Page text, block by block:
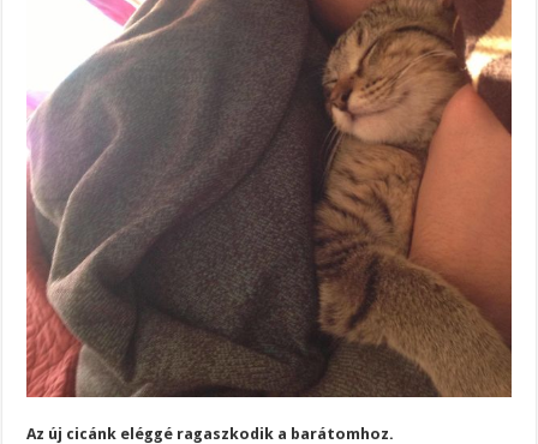
Az új cicánk eléggé ragaszkodik a barátomhoz.